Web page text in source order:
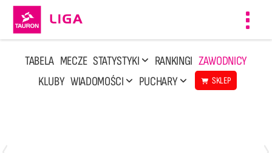
TABELA MECZE STATYSTYKI RANKINGI ZAWODNICY
KLUBY WIADOMOŚCI PUCHARY SKLEP